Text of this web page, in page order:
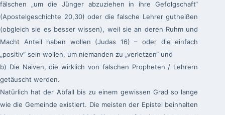
fälschen „um die Jünger abzuziehen in ihre Gefolgschaft“
(Apostelgeschichte 20,30) oder die falsche Lehrer gutheißen
(obgleich sie es besser wissen), weil sie an deren Ruhm und
Macht Anteil haben wollen (Judas 16) – oder die einfach
„positiv“ sein wollen, um niemanden zu „verletzen“ und
b) Die Naiven, die wirklich von falschen Propheten / Lehrern
getäuscht werden.
Natürlich hat der Abfall bis zu einem gewissen Grad so lange
wie die Gemeinde existiert. Die meisten der Epistel beinhalten